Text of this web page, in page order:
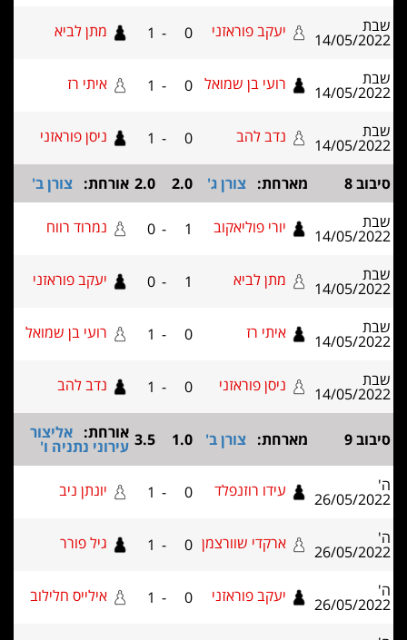
14/ יעקב פוראזני 0
- מתן לביא
14/ רועי בן שמואל 0
-
1 איתי רז
14/ נדב להב 0 ניסן פוראזני
מארחת:צורן ג' 2.0
2.0 אורחת:צורן ב'
14/ יורי פוליאקוב 1
- נמרוד רווח
14/ מתן לביא 1 יעקב פוראזני
14/ איתי רז רועי בן שמואל
14/ ניסן פוראזני 0 נדב להב
מארחת:צורן ב' 1.0
3.5 אורחת:אליצור
עירוני נתניה ו'
26/ עידו רוזנפלד 0
- יונתן ניב
26/ ארקדי שוורצמן 0
-
1 גיל פורר
26/ יעקב פוראזני 0
- אילייס חלילוב